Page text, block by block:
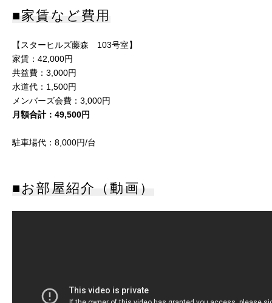
■家賃など費用
【スターヒルズ藤森 103号室】
家賃：42,000円
共益費：3,000円
水道代：1,500円
メンバーズ会費：3,000円
月額合計：49,500円
駐車場代：8,000円/台
■お部屋紹介（動画）